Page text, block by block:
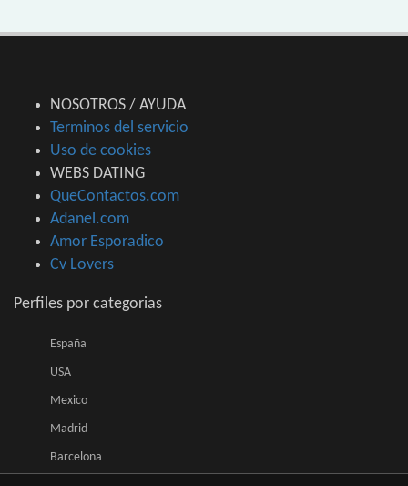
NOSOTROS / AYUDA
Terminos del servicio
Uso de cookies
WEBS DATING
QueContactos.com
Adanel.com
Amor Esporadico
Cv Lovers
Perfiles por categorias
España
USA
Mexico
Madrid
Barcelona